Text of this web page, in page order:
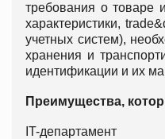
требования о товаре
характеристики,
учетных систем),
хранения и
идентификации и их
Преимущества,
IT-